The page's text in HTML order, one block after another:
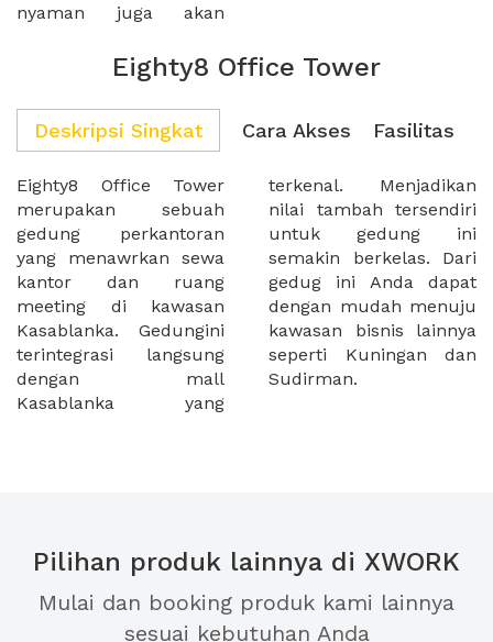
nyaman juga akan
Eighty8 Office Tower
Deskripsi Singkat Cara Akses Fasilitas
Eighty8 Office Tower
merupakan sebuah
gedung perkantoran
yang menawrkan sewa
kantor dan ruang
meeting di kawasan
Kasablanka. Gedungini
terintegrasi langsung
dengan mall
Kasablanka yang
terkenal. Menjadikan
nilai tambah tersendiri
untuk gedung ini
semakin berkelas. Dari
gedug ini Anda dapat
dengan mudah menuju
kawasan bisnis lainnya
seperti Kuningan dan
Sudirman.
Pilihan produk lainnya di XWORK
Mulai dan booking produk kami lainnya
sesuai kebutuhan Anda